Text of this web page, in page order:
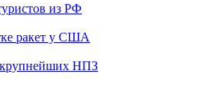
из РФ
ракет у США
крупнейших НПЗ